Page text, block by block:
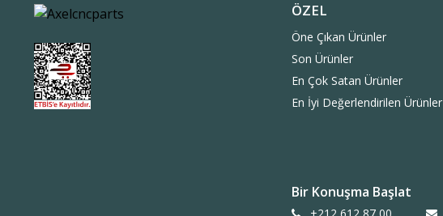
ÖZEL
Öne Çıkan Ürünler
Son Ürünler
En Çok Satan Ürünler
En İyi Değerlendirilen Ürünler
Bir Konuşma Başlat